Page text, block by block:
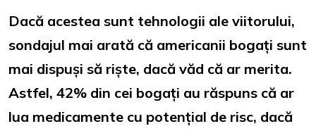
Dacă acestea sunt tehnologii ale viitorului,
sondajul mai arată că americanii bogați sunt
mai dispuși să riște, dacă văd că ar merita.
Astfel, 42% din cei bogați au răspuns că ar
lua medicamente cu potențial de risc, dacă